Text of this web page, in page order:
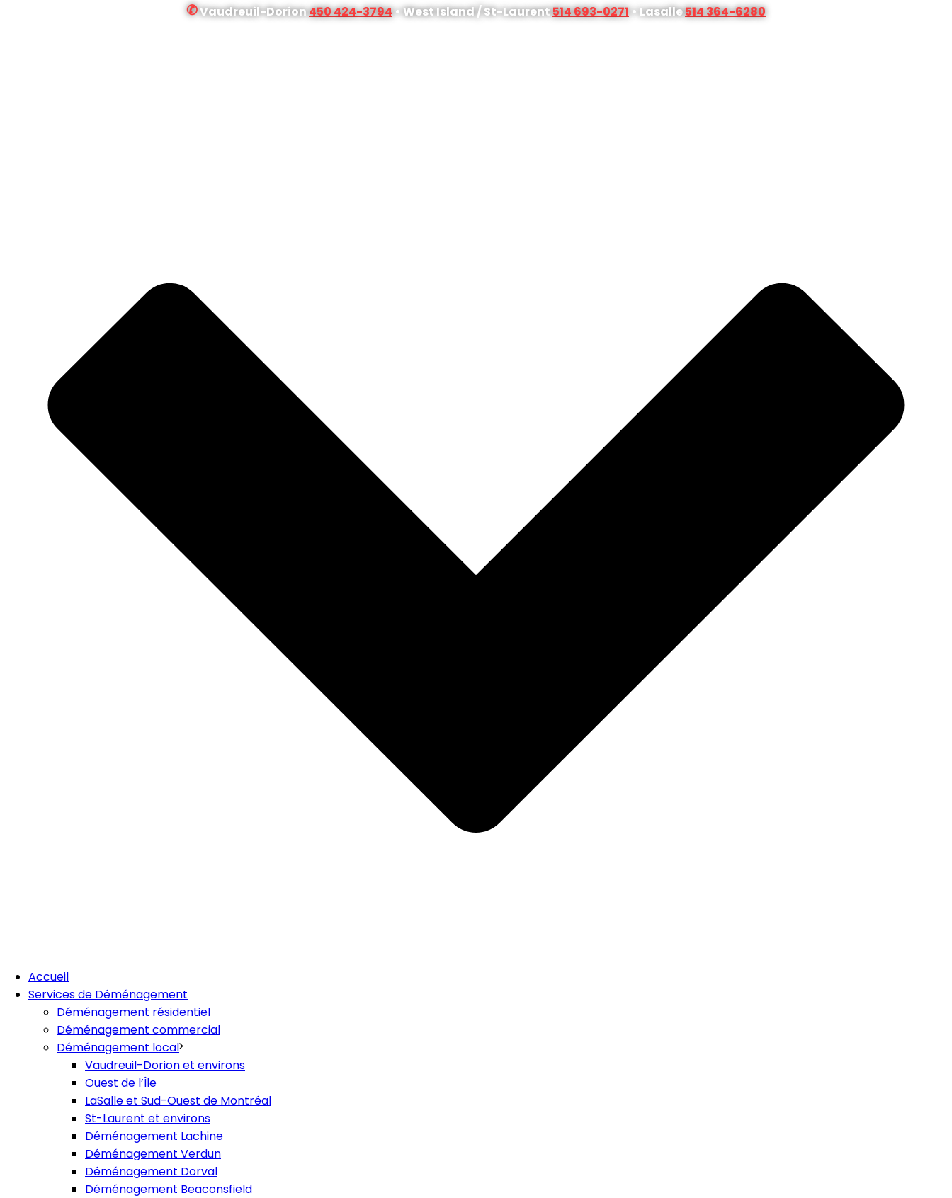
✆Vaudreuil-Dorion450 424-3794• West Island / St-Laurent514 693-0271• Lasalle514 364-6280
Accueil
Services de Déménagement
Déménagement résidentiel
Déménagement commercial
Déménagement local
Vaudreuil-Dorion et environs
Ouest de l’Île
LaSalle et Sud-Ouest de Montréal
St-Laurent et environs
Déménagement Lachine
Déménagement Verdun
Déménagement Dorval
Déménagement Beaconsfield